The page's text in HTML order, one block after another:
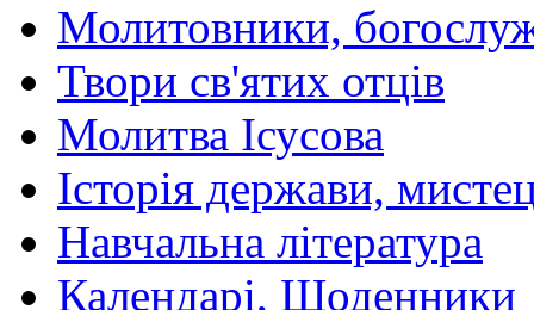
Молитовники,
Твори св'ятих отців
Молитва Ісусова
Історія держави,
Навчальна література
Календарі, Щоденники